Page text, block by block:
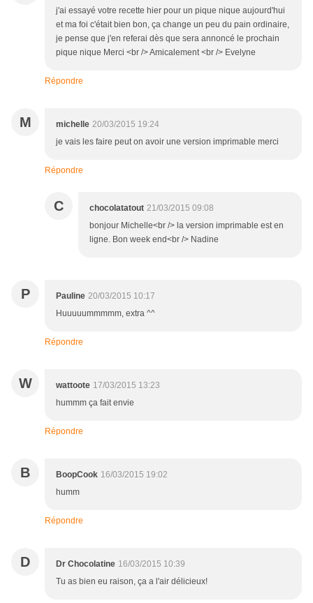
j'ai essayé votre recette hier pour un pique nique aujourd'hui
et ma foi c'était bien bon, ça change un peu du pain ordinaire,
je pense que j'en referai dès que sera annoncé le prochain
pique nique Merci <br /> Amicalement <br /> Evelyne
Répondre
M michelle 20/03/2015 19:24
je vais les faire peut on avoir une version imprimable merci
Répondre
C chocolatatout 21/03/2015 09:08
bonjour Michelle<br /> la version imprimable est en
ligne. Bon week end<br /> Nadine
P Pauline 20/03/2015 10:17
Huuuuummmmm, extra ^^
Répondre
W wattoote 17/03/2015 13:23
hummm ça fait envie
Répondre
B BoopCook 16/03/2015 19:02
humm
Répondre
D Dr Chocolatine 16/03/2015 10:39
Tu as bien eu raison, ça a l'air délicieux!